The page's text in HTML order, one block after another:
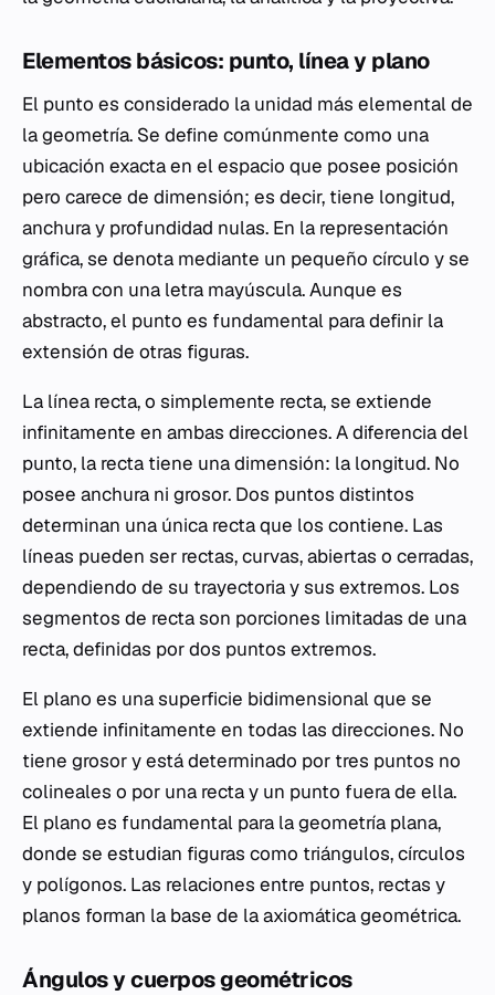
Elementos básicos: punto, línea y plano
El punto es considerado la unidad más elemental de
la geometría. Se define comúnmente como una
ubicación exacta en el espacio que posee posición
pero carece de dimensión; es decir, tiene longitud,
anchura y profundidad nulas. En la representación
gráfica, se denota mediante un pequeño círculo y se
nombra con una letra mayúscula. Aunque es
abstracto, el punto es fundamental para definir la
extensión de otras figuras.
La línea recta, o simplemente recta, se extiende
infinitamente en ambas direcciones. A diferencia del
punto, la recta tiene una dimensión: la longitud. No
posee anchura ni grosor. Dos puntos distintos
determinan una única recta que los contiene. Las
líneas pueden ser rectas, curvas, abiertas o cerradas,
dependiendo de su trayectoria y sus extremos. Los
segmentos de recta son porciones limitadas de una
recta, definidas por dos puntos extremos.
El plano es una superficie bidimensional que se
extiende infinitamente en todas las direcciones. No
tiene grosor y está determinado por tres puntos no
colineales o por una recta y un punto fuera de ella.
El plano es fundamental para la geometría plana,
donde se estudian figuras como triángulos, círculos
y polígonos. Las relaciones entre puntos, rectas y
planos forman la base de la axiomática geométrica.
Ángulos y cuerpos geométricos